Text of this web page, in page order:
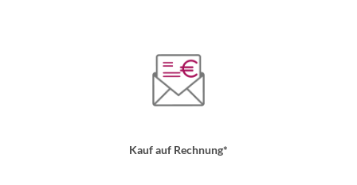
Kauf auf Rechnung*